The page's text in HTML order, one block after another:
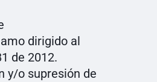
dirigido al
de 2012.
y/o supresión de